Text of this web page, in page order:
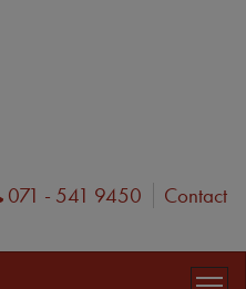
Phone
071 - 541 9450
Contact